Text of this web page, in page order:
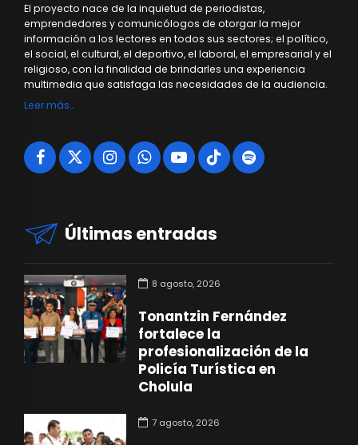
El proyecto nace de la inquietud de periodistas,
emprendedores y comunicólogos de otorgar la mejor
información a los lectores en todos sus sectores; el político,
el social, el cultural, el deportivo, el laboral, el empresarial y el
religioso, con la finalidad de brindarles una experiencia
multimedia que satisfaga las necesidades de la audiencia.
Leer más…
Últimas entradas
8 agosto, 2026
Tonantzin Fernández
fortalece la
profesionalización de la
Policía Turística en
Cholula
7 agosto, 2026